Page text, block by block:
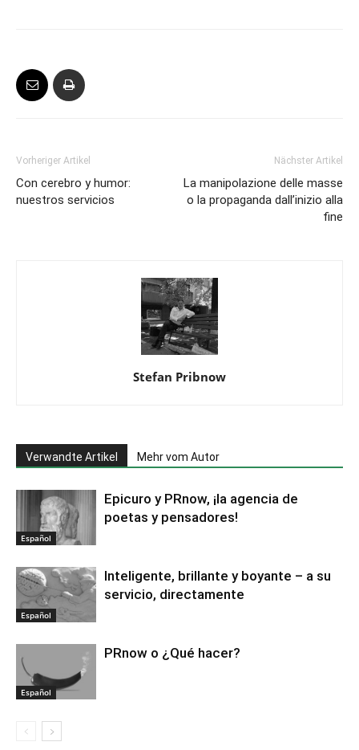
Vorheriger Artikel
Con cerebro y humor:
nuestros servicios
Nächster Artikel
La manipolazione delle masse
o la propaganda dall’inizio alla
fine
Stefan Pribnow
Verwandte Artikel Mehr vom Autor
Español
Epicuro y PRnow, ¡la agencia de
poetas y pensadores!
Español
Inteligente, brillante y boyante – a su
servicio, directamente
Español
PRnow o ¿Qué hacer?